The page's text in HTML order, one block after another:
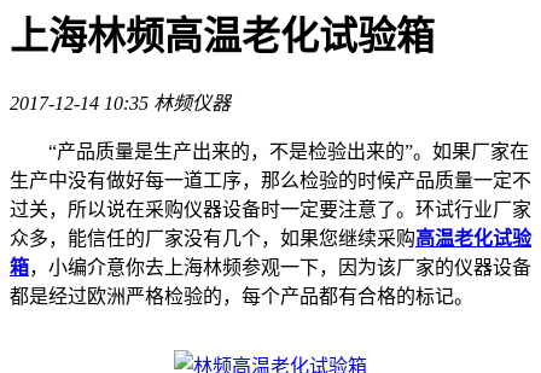
上海林频高温老化试验箱
2017-12-14 10:35 林频仪器
“产品质量是生产出来的，不是检验出来的”。如果厂家在
生产中没有做好每一道工序，那么检验的时候产品质量一定不
过关，所以说在采购仪器设备时一定要注意了。环试行业厂家
众多，能信任的厂家没有几个，如果您继续采购高温老化试验
箱，小编介意你去上海林频参观一下，因为该厂家的仪器设备
都是经过欧洲严格检验的，每个产品都有合格的标记。